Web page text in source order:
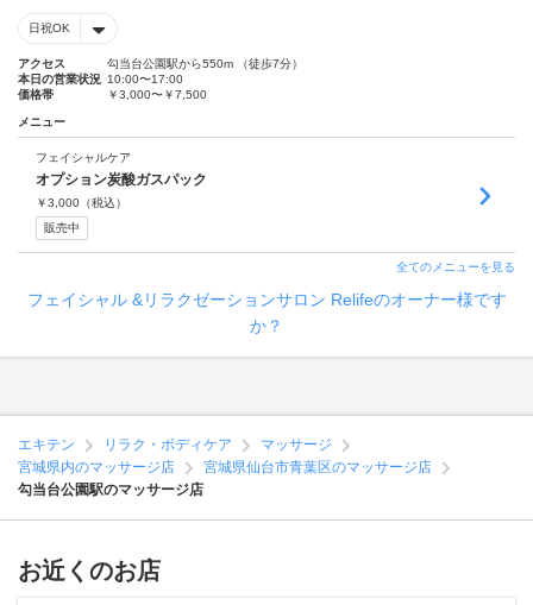
日祝OK
アクセス
勾当台公園駅から550m （徒歩7分）
本日の営業状況 10:00〜17:00
価格帯
￥3,000〜￥7,500
メニュー
フェイシャルケア
オプション炭酸ガスパック
￥3,000 （税込）
販売中
全てのメニューを見る
フェイシャル &リラクゼーションサロン Relifeのオーナー様です
か？
エキテン リラク・ボディケア
マッサージ
宮城県内のマッサージ店
宮城県仙台市青葉区のマッサージ店
勾当台公園駅のマッサージ店
お近くのお店